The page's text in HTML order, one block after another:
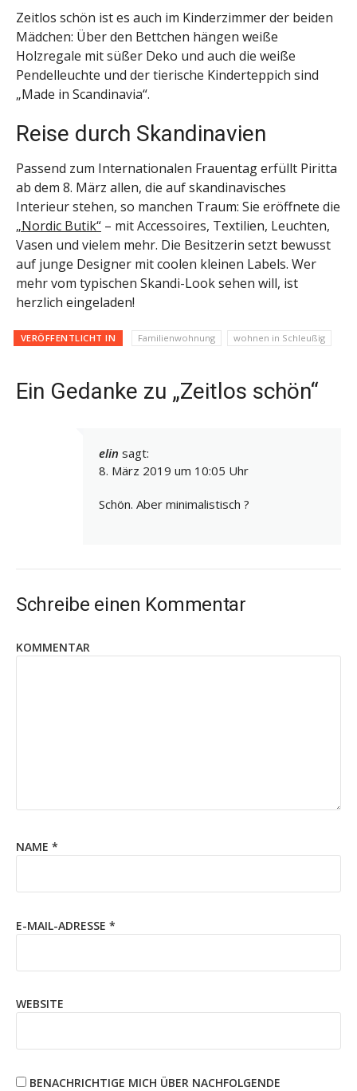
Zeitlos schön ist es auch im Kinderzimmer der beiden
Mädchen: Über den Bettchen hängen weiße
Holzregale mit süßer Deko und auch die weiße
Pendelleuchte und der tierische Kinderteppich sind
„Made in Scandinavia“.
Reise durch Skandinavien
Passend zum Internationalen Frauentag erfüllt Piritta
ab dem 8. März allen, die auf skandinavisches
Interieur stehen, so manchen Traum: Sie eröffnete die
„Nordic Butik“ – mit Accessoires, Textilien, Leuchten,
Vasen und vielem mehr. Die Besitzerin setzt bewusst
auf junge Designer mit coolen kleinen Labels. Wer
mehr vom typischen Skandi-Look sehen will, ist
herzlich eingeladen!
VERÖFFENTLICHT IN Familienwohnung wohnen in Schleußig
Ein Gedanke zu „Zeitlos schön“
elin sagt:
8. März 2019 um 10:05 Uhr
Schön. Aber minimalistisch ?
Schreibe einen Kommentar
KOMMENTAR
NAME *
E-MAIL-ADRESSE *
WEBSITE
BENACHRICHTIGE MICH ÜBER NACHFOLGENDE